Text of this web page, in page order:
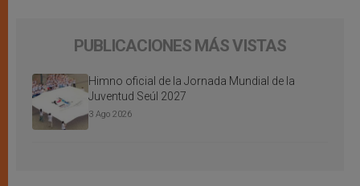
PUBLICACIONES MÁS VISTAS
Himno oficial de la Jornada Mundial de la
Juventud Seúl 2027
3 Ago 2026